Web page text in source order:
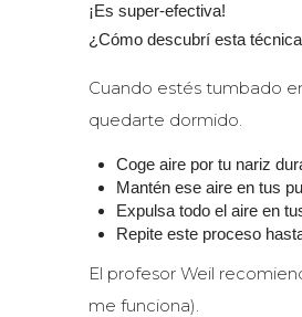
¡Es super-efectiva!
¿Cómo descubrí esta
Cuando estés tumbado
quedarte dormido.
Coge aire por tu nariz
Mantén ese aire en tus
Expulsa todo el aire en
Repite este proceso
El profesor Weil
me funciona).